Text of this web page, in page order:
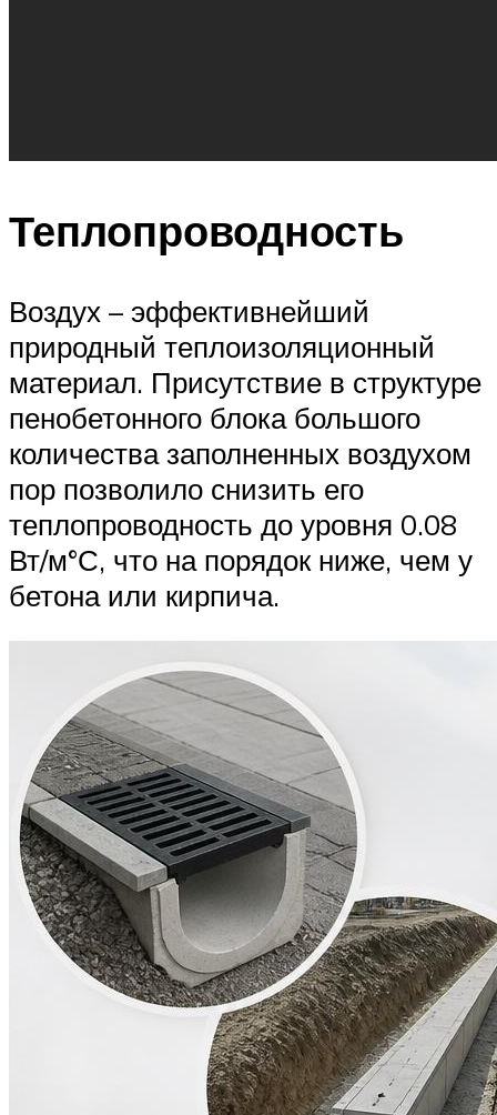
Теплопроводность
Воздух – эффективнейший
природный теплоизоляционный
материал. Присутствие в структуре
пенобетонного блока большого
количества заполненных воздухом
пор позволило снизить его
теплопроводность до уровня 0.08
Вт/м°С, что на порядок ниже, чем у
бетона или кирпича.